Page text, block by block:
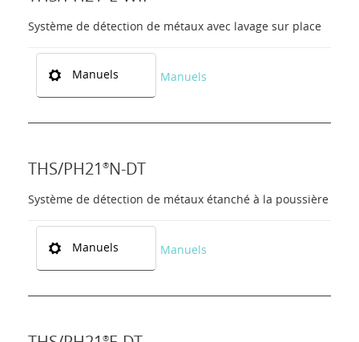
Système de détection de métaux avec lavage sur place
Manuels Manuels
THS/PH21 ®N-DT
Système de détection de métaux étanché à la poussière
Manuels Manuels
®